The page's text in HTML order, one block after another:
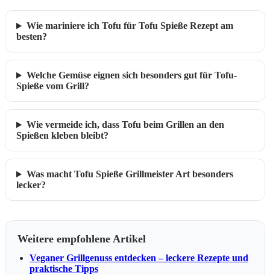
Wie mariniere ich Tofu für Tofu Spieße Rezept am
besten?
Welche Gemüse eignen sich besonders gut für Tofu-
Spieße vom Grill?
Wie vermeide ich, dass Tofu beim Grillen an den
Spießen kleben bleibt?
Was macht Tofu Spieße Grillmeister Art besonders
lecker?
Weitere empfohlene Artikel
Veganer Grillgenuss entdecken – leckere Rezepte und
praktische Tipps